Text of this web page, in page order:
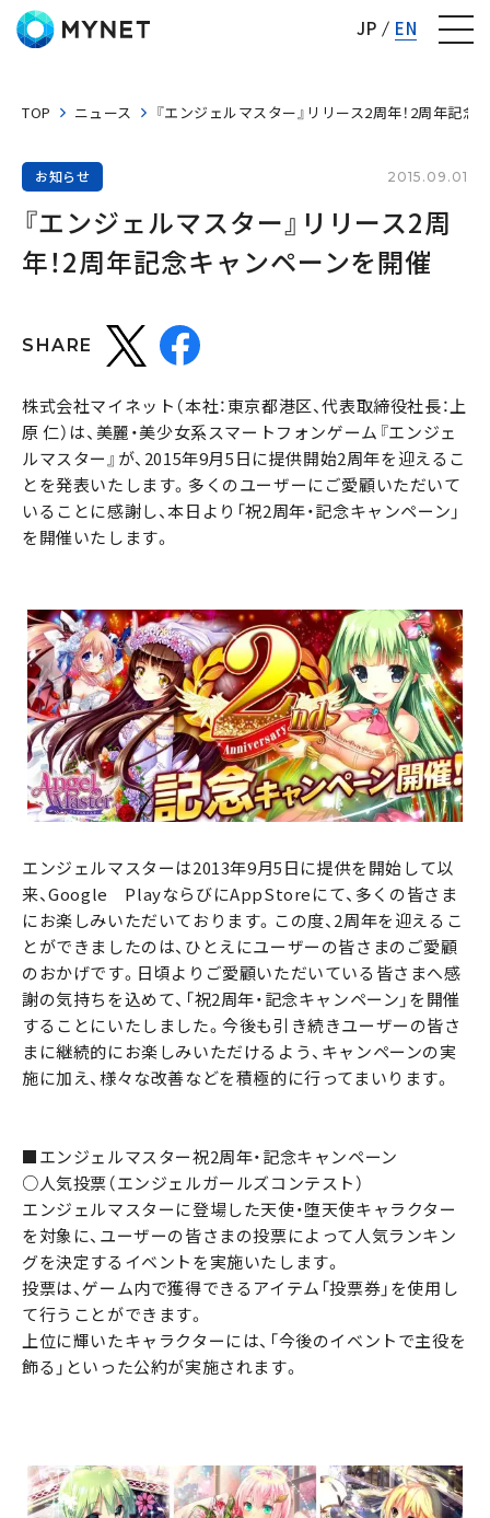
JP EN
TOP ニュース 『エンジェルマスター』リリース2周年！2周年記念
お知らせ 2015.09.01
『エンジェルマスター』リリース2周
年！2周年記念キャンペーンを開催
SHARE
株式会社マイネット（本社：東京都港区、代表取締役社長：上
原 仁）は、美麗・美少女系スマートフォンゲーム『エンジェ
ルマスター』が、2015年9月5日に提供開始2周年を迎えるこ
とを発表いたします。多くのユーザーにご愛顧いただいて
いることに感謝し、本日より「祝2周年・記念キャンペーン」
を開催いたします。
エンジェルマスターは2013年9月5日に提供を開始して以
来、Google PlayならびにAppStoreにて、多くの皆さま
にお楽しみいただいております。この度、2周年を迎えるこ
とができましたのは、ひとえにユーザーの皆さまのご愛顧
のおかげです。日頃よりご愛顧いただいている皆さまへ感
謝の気持ちを込めて、「祝2周年・記念キャンペーン」を開催
することにいたしました。今後も引き続きユーザーの皆さ
まに継続的にお楽しみいただけるよう、キャンペーンの実
施に加え、様々な改善などを積極的に行ってまいります。
■エンジェルマスター祝2周年・記念キャンペーン
○人気投票（エンジェルガールズコンテスト）
エンジェルマスターに登場した天使・堕天使キャラクター
を対象に、ユーザーの皆さまの投票によって人気ランキン
グを決定するイベントを実施いたします。
投票は、ゲーム内で獲得できるアイテム「投票券」を使用し
て行うことができます。
上位に輝いたキャラクターには、「今後のイベントで主役を
飾る」といった公約が実施されます。